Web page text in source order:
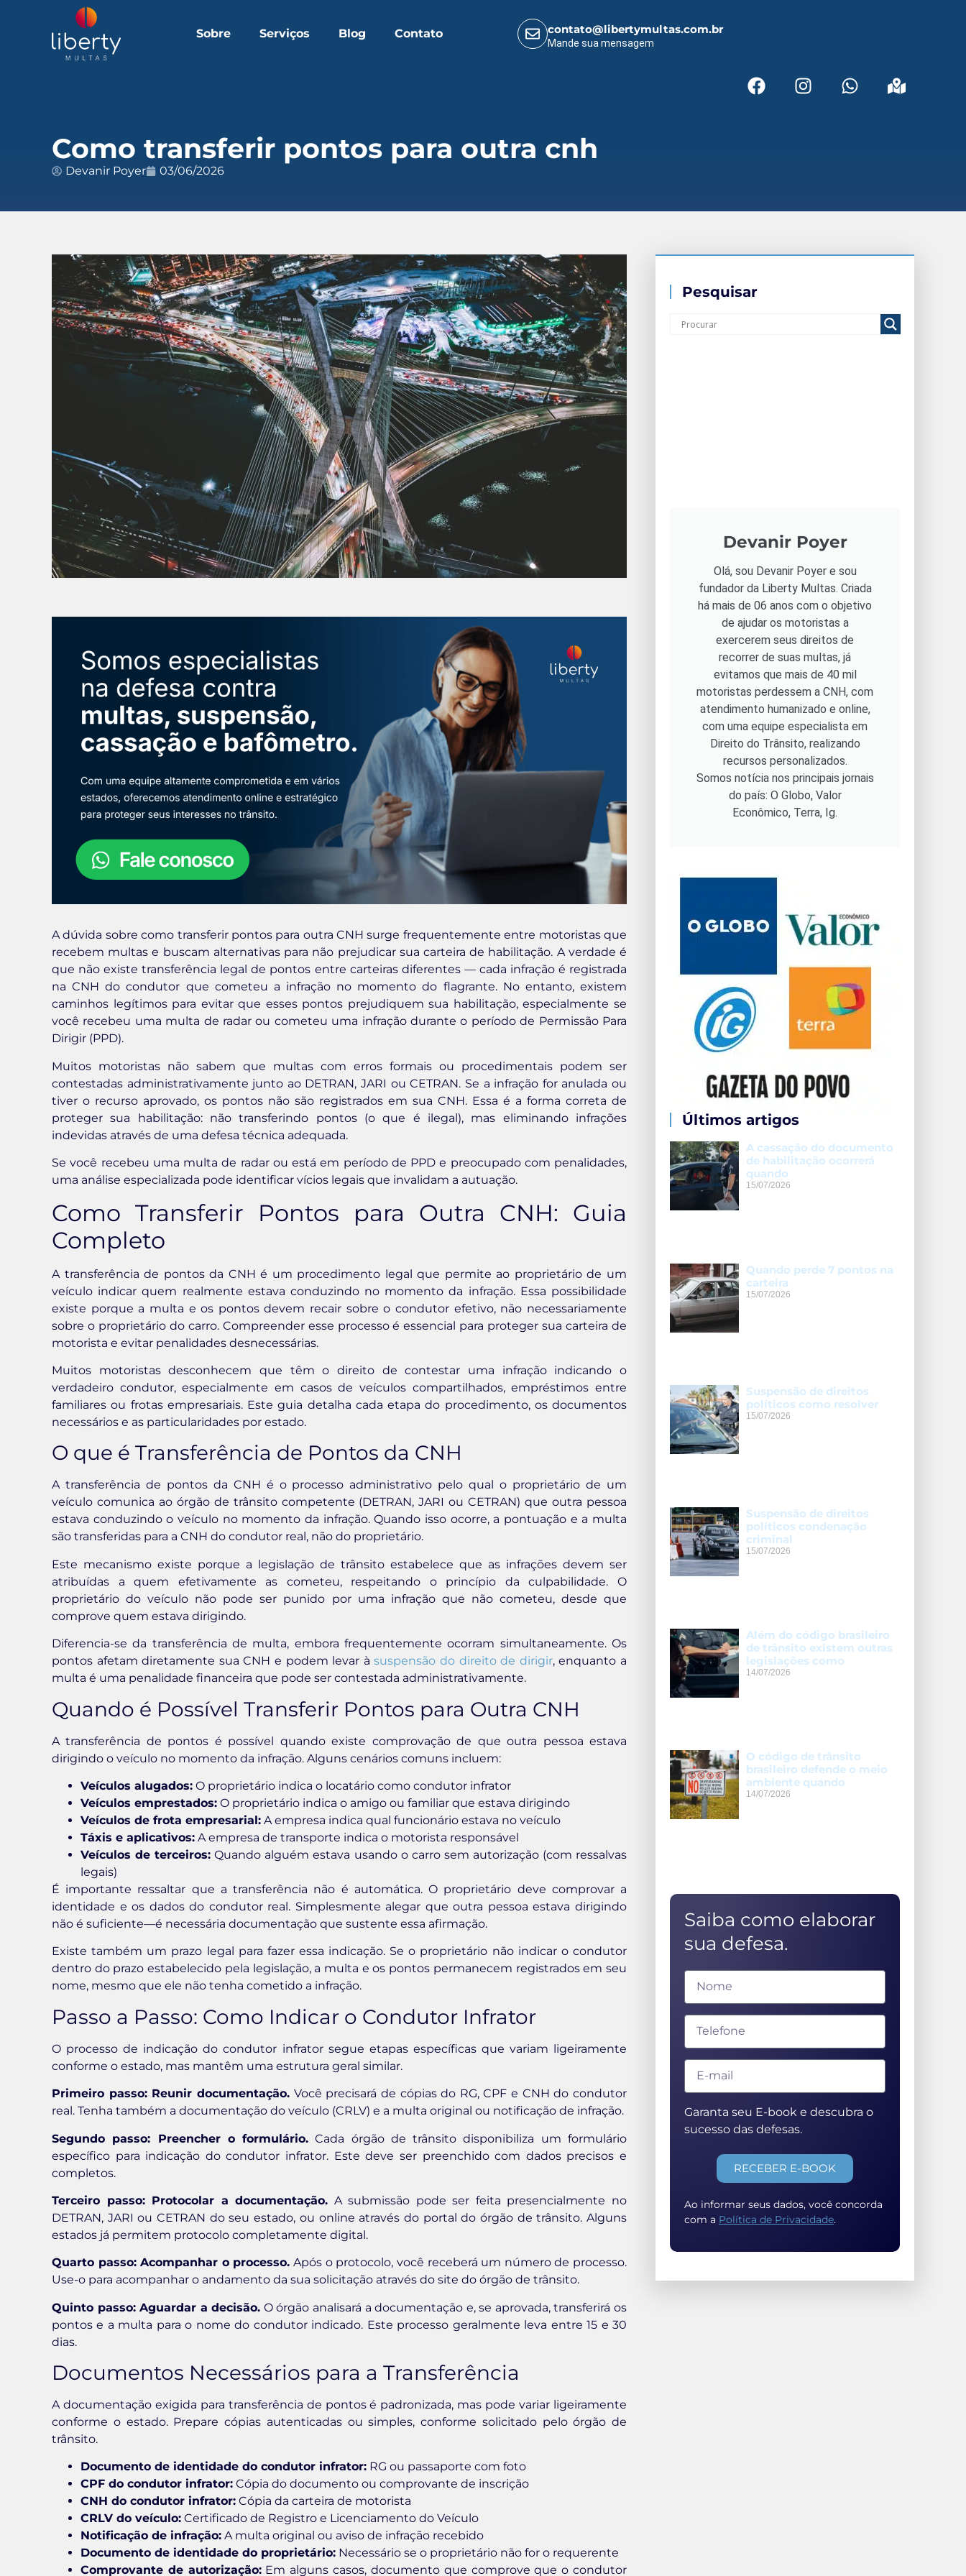
Sobre Serviços Blog Contato contato@libertymultas.com.br
Mande sua mensagem
Como transferir pontos para outra cnh
Devanir Poyer 03/06/2026
A dúvida sobre como transferir pontos para outra CNH surge frequentemente entre motoristas que
recebem multas e buscam alternativas para não prejudicar sua carteira de habilitação. A verdade é
que não existe transferência legal de pontos entre carteiras diferentes — cada infração é registrada
na CNH do condutor que cometeu a infração no momento do flagrante. No entanto, existem
caminhos legítimos para evitar que esses pontos prejudiquem sua habilitação, especialmente se
você recebeu uma multa de radar ou cometeu uma infração durante o período de Permissão Para
Dirigir (PPD).
Muitos motoristas não sabem que multas com erros formais ou procedimentais podem ser
contestadas administrativamente junto ao DETRAN, JARI ou CETRAN. Se a infração for anulada ou
tiver o recurso aprovado, os pontos não são registrados em sua CNH. Essa é a forma correta de
proteger sua habilitação: não transferindo pontos (o que é ilegal), mas eliminando infrações
indevidas através de uma defesa técnica adequada.
Se você recebeu uma multa de radar ou está em período de PPD e preocupado com penalidades,
uma análise especializada pode identificar vícios legais que invalidam a autuação.
Como Transferir Pontos para Outra CNH: Guia
Completo
A transferência de pontos da CNH é um procedimento legal que permite ao proprietário de um
veículo indicar quem realmente estava conduzindo no momento da infração. Essa possibilidade
existe porque a multa e os pontos devem recair sobre o condutor efetivo, não necessariamente
sobre o proprietário do carro. Compreender esse processo é essencial para proteger sua carteira de
motorista e evitar penalidades desnecessárias.
Muitos motoristas desconhecem que têm o direito de contestar uma infração indicando o
verdadeiro condutor, especialmente em casos de veículos compartilhados, empréstimos entre
familiares ou frotas empresariais. Este guia detalha cada etapa do procedimento, os documentos
necessários e as particularidades por estado.
O que é Transferência de Pontos da CNH
A transferência de pontos da CNH é o processo administrativo pelo qual o proprietário de um
veículo comunica ao órgão de trânsito competente (DETRAN, JARI ou CETRAN) que outra pessoa
estava conduzindo o veículo no momento da infração. Quando isso ocorre, a pontuação e a multa
são transferidas para a CNH do condutor real, não do proprietário.
Este mecanismo existe porque a legislação de trânsito estabelece que as infrações devem ser
atribuídas a quem efetivamente as cometeu, respeitando o princípio da culpabilidade. O
proprietário do veículo não pode ser punido por uma infração que não cometeu, desde que
comprove quem estava dirigindo.
Diferencia-se da transferência de multa, embora frequentemente ocorram simultaneamente. Os
pontos afetam diretamente sua CNH e podem levar àsuspensão do direito de dirigir, enquanto a
multa é uma penalidade financeira que pode ser contestada administrativamente.
Quando é Possível Transferir Pontos para Outra CNH
A transferência de pontos é possível quando existe comprovação de que outra pessoa estava
dirigindo o veículo no momento da infração. Alguns cenários comuns incluem:
Veículos alugados: O proprietário indica o locatário como condutor infrator
Veículos emprestados: O proprietário indica o amigo ou familiar que estava dirigindo
Veículos de frota empresarial: A empresa indica qual funcionário estava no veículo
Táxis e aplicativos: A empresa de transporte indica o motorista responsável
Veículos de terceiros: Quando alguém estava usando o carro sem autorização (com ressalvas
legais)
É importante ressaltar que a transferência não é automática. O proprietário deve comprovar a
identidade e os dados do condutor real. Simplesmente alegar que outra pessoa estava dirigindo
não é suficiente—é necessária documentação que sustente essa afirmação.
Existe também um prazo legal para fazer essa indicação. Se o proprietário não indicar o condutor
dentro do prazo estabelecido pela legislação, a multa e os pontos permanecem registrados em seu
nome, mesmo que ele não tenha cometido a infração.
Passo a Passo: Como Indicar o Condutor Infrator
O processo de indicação do condutor infrator segue etapas específicas que variam ligeiramente
conforme o estado, mas mantêm uma estrutura geral similar.
Primeiro passo: Reunir documentação.Você precisará de cópias do RG, CPF e CNH do condutor
real. Tenha também a documentação do veículo (CRLV) e a multa original ou notificação de infração.
Segundo passo: Preencher o formulário. Cada órgão de trânsito disponibiliza um formulário
específico para indicação do condutor infrator. Este deve ser preenchido com dados precisos e
completos.
Terceiro passo: Protocolar a documentação. A submissão pode ser feita presencialmente no
DETRAN, JARI ou CETRAN do seu estado, ou online através do portal do órgão de trânsito. Alguns
estados já permitem protocolo completamente digital.
Quarto passo: Acompanhar o processo. Após o protocolo, você receberá um número de processo.
Use-o para acompanhar o andamento da sua solicitação através do site do órgão de trânsito.
Quinto passo: Aguardar a decisão. O órgão analisará a documentação e, se aprovada, transferirá os
pontos e a multa para o nome do condutor indicado. Este processo geralmente leva entre 15 e 30
dias.
Documentos Necessários para a Transferência
A documentação exigida para transferência de pontos é padronizada, mas pode variar ligeiramente
conforme o estado. Prepare cópias autenticadas ou simples, conforme solicitado pelo órgão de
trânsito.
Documento de identidade do condutor infrator: RG ou passaporte com foto
CPF do condutor infrator: Cópia do documento ou comprovante de inscrição
CNH do condutor infrator: Cópia da carteira de motorista
CRLV do veículo: Certificado de Registro e Licenciamento do Veículo
Notificação de infração: A multa original ou aviso de infração recebido
Documento de identidade do proprietário: Necessário se o proprietário não for o requerente
Comprovante de autorização:Em alguns casos, documento que comprove que o condutor
Pesquisar
Devanir Poyer
Olá, sou Devanir Poyer e sou
fundador da Liberty Multas. Criada
há mais de 06 anos com o objetivo
de ajudar os motoristas a
exercerem seus direitos de
recorrer de suas multas, já
evitamos que mais de 40 mil
motoristas perdessem a CNH, com
atendimento humanizado e online,
com uma equipe especialista em
Direito do Trânsito, realizando
recursos personalizados.
Somos notícia nos principais jornais
do país: O Globo, Valor
Econômico, Terra, Ig.
Últimos artigos
A cassação do documento
de habilitação ocorrerá
quando
15/07/2026
Quando perde 7 pontos na
carteira
15/07/2026
Suspensão de direitos
políticos como resolver
15/07/2026
Suspensão de direitos
políticos condenação
criminal
15/07/2026
Além do código brasileiro
de trânsito existem outras
legislações como
14/07/2026
O código de trânsito
brasileiro defende o meio
ambiente quando
14/07/2026
Saiba como elaborar
sua defesa.
Garanta seu E-book e descubra o
sucesso das defesas.
RECEBER E-BOOK
Ao informar seus dados, você concorda
com a Política de Privacidade.